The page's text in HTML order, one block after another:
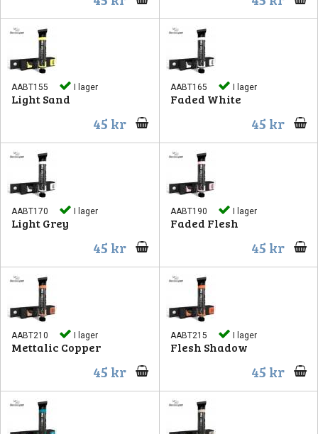
AABT155 I lager
Light Sand
45 kr
AABT165 I lager
Faded White
45 kr
AABT170 I lager
Light Grey
45 kr
AABT190 I lager
Faded Flesh
45 kr
AABT210 I lager
Mettalic Copper
45 kr
AABT215 I lager
Flesh Shadow
45 kr